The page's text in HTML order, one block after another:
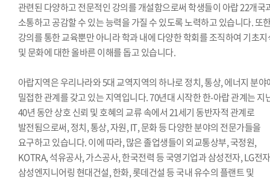
관련된 다양하고 전문적인 강의를 개설함으로써 학생들이 아랍 22개국
소통하고 공감할 수 있는 능력을 가질 수 있도록 노력하고 있습니다. 또
강의를 통한 교육뿐만 아니라 학과 내에 다양한 학회를 조직하여 기초
및 문화에 대한 올바른 이해를 돕고 있습니다.
아랍지역은 우리나라와 5대 교역지역의 하나로 정치, 통상, 에너지 분야
밀접한 관계를 갖고 있는 지역입니다. 70년대 시작한 한-아랍 관계는 지
40년 동안 상호 신뢰 및 호혜의 교류 속에서 21세기 동반자적 관계로
발전됨으로써, 정치, 통상, 자원, IT, 문화 등 다양한 분야의 전문가들을
요구하고 있습니다. 이에 따라, 많은 졸업생들이 외교통상부, 국정원,
KOTRA, 석유공사, 가스공사, 한국전력 등 국영기업과 삼성전자, LG전
삼성엔지니어링 현대건설, 한화, 롯데건설 등 국내 유수의 플랜트 및